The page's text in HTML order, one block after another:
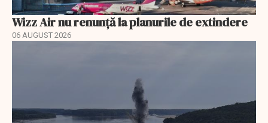
Wizz Air nu renunță la planurile de extindere
06 AUGUST 2026